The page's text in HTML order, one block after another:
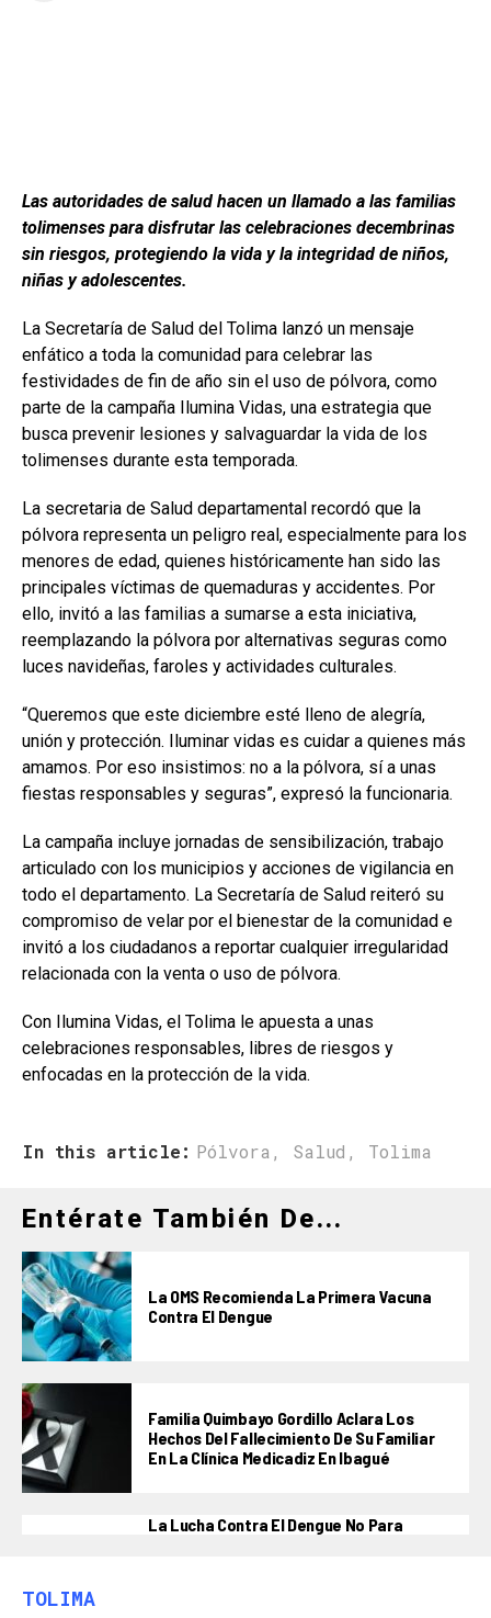
Las autoridades de salud hacen un llamado a las familias
tolimenses para disfrutar las celebraciones decembrinas
sin riesgos, protegiendo la vida y la integridad de niños,
niñas y adolescentes.
La Secretaría de Salud del Tolima lanzó un mensaje
enfático a toda la comunidad para celebrar las
festividades de fin de año sin el uso de pólvora, como
parte de la campaña Ilumina Vidas, una estrategia que
busca prevenir lesiones y salvaguardar la vida de los
tolimenses durante esta temporada.
La secretaria de Salud departamental recordó que la
pólvora representa un peligro real, especialmente para los
menores de edad, quienes históricamente han sido las
principales víctimas de quemaduras y accidentes. Por
ello, invitó a las familias a sumarse a esta iniciativa,
reemplazando la pólvora por alternativas seguras como
luces navideñas, faroles y actividades culturales.
“Queremos que este diciembre esté lleno de alegría,
unión y protección. Iluminar vidas es cuidar a quienes más
amamos. Por eso insistimos: no a la pólvora, sí a unas
fiestas responsables y seguras”, expresó la funcionaria.
La campaña incluye jornadas de sensibilización, trabajo
articulado con los municipios y acciones de vigilancia en
todo el departamento. La Secretaría de Salud reiteró su
compromiso de velar por el bienestar de la comunidad e
invitó a los ciudadanos a reportar cualquier irregularidad
relacionada con la venta o uso de pólvora.
Con Ilumina Vidas, el Tolima le apuesta a unas
celebraciones responsables, libres de riesgos y
enfocadas en la protección de la vida.
In this article: Pólvora , Salud , Tolima
Entérate También De...
La OMS Recomienda La Primera Vacuna
Contra El Dengue
Familia Quimbayo Gordillo Aclara Los
Hechos Del Fallecimiento De Su Familiar
En La Clínica Medicadiz En Ibagué
La Lucha Contra El Dengue No Para
TOLIMA